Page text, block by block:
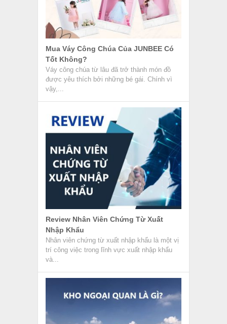
Review Nhân Viên Chứng Từ Xuất
Nhập Khẩu
Nhân viên chứng từ xuất nhập khẩu là một vị
trí công việc trong lĩnh vực xuất nhập khẩu
và...
Kho Ngoại Quan Là Gì? Quy Trình Làm
Hàng Kho Ngoại Quan
Kho ngoại quan là loại hình kho được hải
quan giám sát và quản lý chặt chẽ, nơi hàng
hóa...